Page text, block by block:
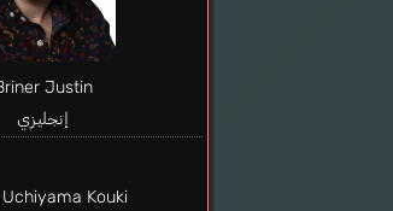
Justin
إنجليزي
Uchiyama Kouki